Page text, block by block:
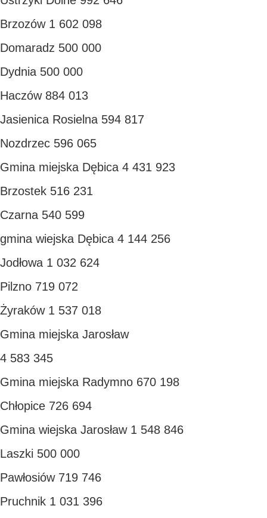
Brzozów 1 602 098
Domaradz 500 000
Dydnia 500 000
Haczów 884 013
Jasienica Rosielna 594 817
Nozdrzec 596 065
Gmina miejska Dębica 4 431 923
Brzostek 516 231
Czarna 540 599
gmina wiejska Dębica 4 144 256
Jodłowa 1 032 624
Pilzno 719 072
Żyraków 1 537 018
Gmina miejska Jarosław
4 583 345
Gmina miejska Radymno 670 198
Chłopice 726 694
Gmina wiejska Jarosław 1 548 846
Laszki 500 000
Pawłosiów 719 746
Pruchnik 1 031 396